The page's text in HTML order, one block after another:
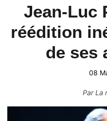
Jean-Luc
réédition
de ses
08
ParLa